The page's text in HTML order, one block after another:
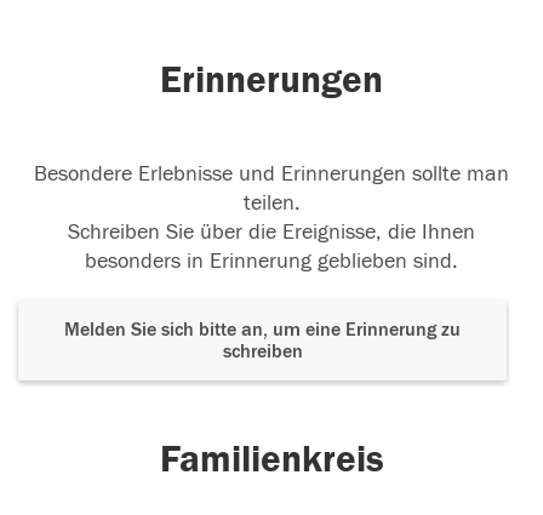
Erinnerungen
Besondere Erlebnisse und Erinnerungen sollte man
teilen.
Schreiben Sie über die Ereignisse, die Ihnen
besonders in Erinnerung geblieben sind.
Melden Sie sich bitte an, um eine Erinnerung zu
schreiben
Familienkreis